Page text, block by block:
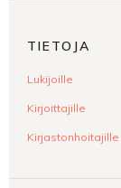
TIETOJA
Lukijoille
Kirjoittajille
Kirjastonhoitajille